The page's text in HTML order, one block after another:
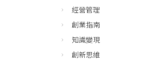
經營管理
創業指南
知識變現
創新思維